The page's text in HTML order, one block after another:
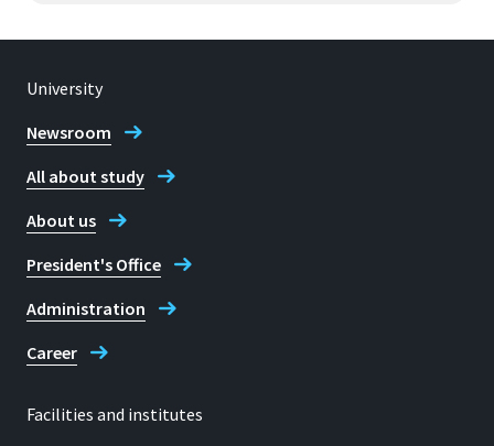
University
Newsroom
All about study
About us
President's Office
Administration
Career
Facilities and institutes